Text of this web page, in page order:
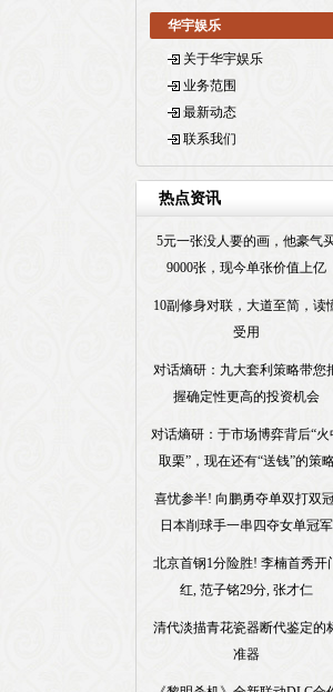
华宇娱乐
关于华宇娱乐
业务范围
最新动态
联系我们
热点资讯
5元一张没人要的画，他豪气
9000张，现今单张价值上亿
10副修身对联，大道至简，读
受用
对话熵研：九大套利策略带您
握确定性更高的投资机会
对话熵研：于市场博弈背后“火
取栗”，现在还有“送钱”的策
喜忧参半! 向鹏勇夺单双打双
日本削球手一串四夺女单冠军
北京首钢1分险胜! 李楠首秀开
红, 范子铭29分, 张才仁
清代淡描青花瓷器断代鉴定的
准器